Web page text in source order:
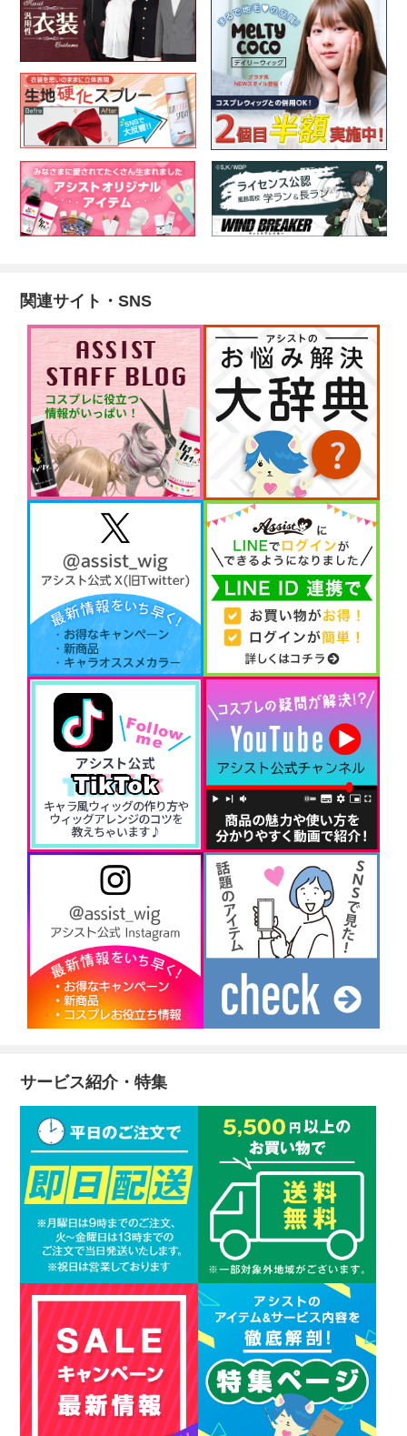
関連サイト・SNS
サービス紹介・特集